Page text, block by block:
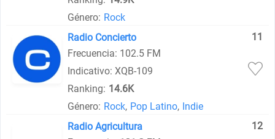
Género: Rock
Radio Concierto
11
Frecuencia: 102.5 FM
Indicativo: XQB-109
Ranking: 14.6K
Género: Rock, Pop Latino, Indie
Radio Agricultura
12